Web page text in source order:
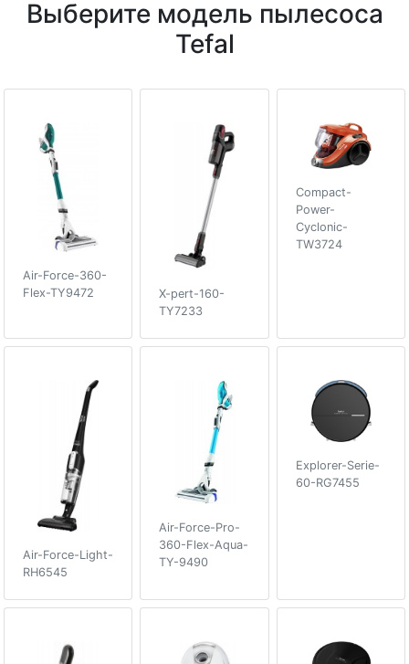
Выберите модель пылесоса
Tefal
Air-Force-360-
Flex-TY9472
X-pert-160-
TY7233
Compact-
Power-
Cyclonic-
TW3724
Air-Force-Light-
RH6545
Air-Force-Pro-
360-Flex-Aqua-
TY-9490
Explorer-Serie-
60-RG7455